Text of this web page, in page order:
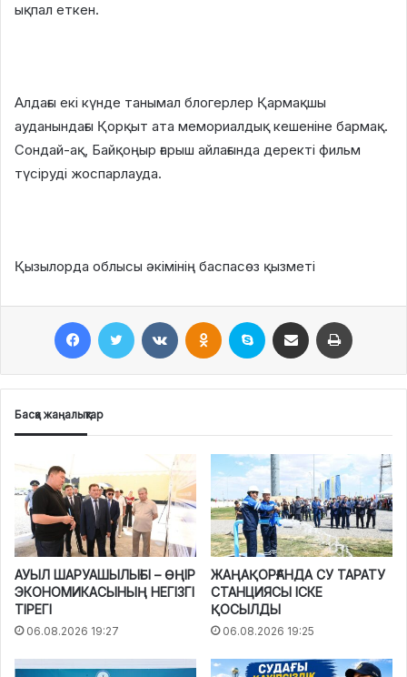
ықпал еткен.
Алдағы екі күнде танымал блогерлер Қармақшы
ауданындағы Қорқыт ата мемориалдық кешеніне бармақ.
Сондай-ақ, Байқоңыр ғарыш айлағында деректі фильм
түсіруді жоспарлауда.
Қызылорда облысы әкімінің баспасөз қызметі
Басқа жаңалықтар
АУЫЛ ШАРУАШЫЛЫҒЫ – ӨҢІР
ЭКОНОМИКАСЫНЫҢ НЕГІЗГІ
ТІРЕГІ
06.08.2026 19:27
ЖАҢАҚОРҒАНДА СУ ТАРАТУ
СТАНЦИЯСЫ ІСКЕ
ҚОСЫЛДЫ
06.08.2026 19:25